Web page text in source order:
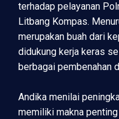
terhadap pelayanan
Litbang Kompas.
merupakan buah dari
didukung kerja keras
berbagai pembenahan
Andika menilai
memiliki makna